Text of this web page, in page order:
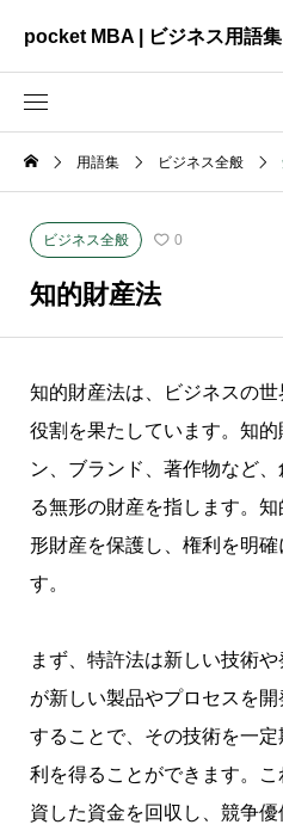
pocket MBA | ビジネス用語
ビジネス全般
資料作成
用語集 ビジネス全般
ビジネス全般 0
知的財産法
知的財産法は、ビジネスの
役割を果たしています。知
ン、ブランド、著作物など
る無形の財産を指します。
形財産を保護し、権利を明
す。
まず、特許法は新しい技術
が新しい製品やプロセスを
することで、その技術を一
利を得ることができます。
資した資金を回収し、競争